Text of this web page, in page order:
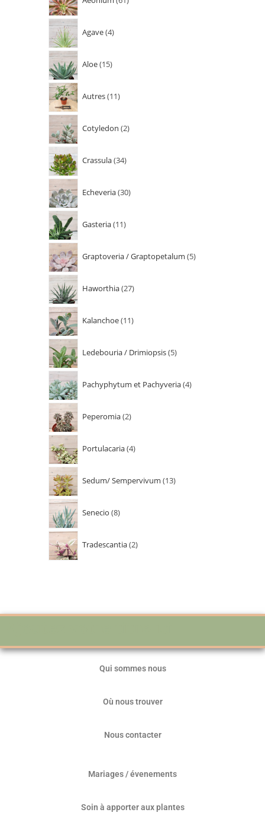
Agave 4
Aloe 15
Autres 11
Cotyledon 2
Crassula 34
Echeveria 30
Gasteria 11
Graptoveria / Graptopetalum 5
Haworthia 27
Kalanchoe 11
Ledebouria / Drimiopsis 5
Pachyphytum et Pachyveria 4
Peperomia 2
Portulacaria 4
Sedum/ Sempervivum 13
Senecio 8
Tradescantia 2
Qui sommes nous
Où nous trouver
Nous contacter
Mariages / évenements
Soin à apporter aux plantes